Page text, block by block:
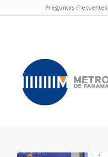
Preguntas Frecuentes